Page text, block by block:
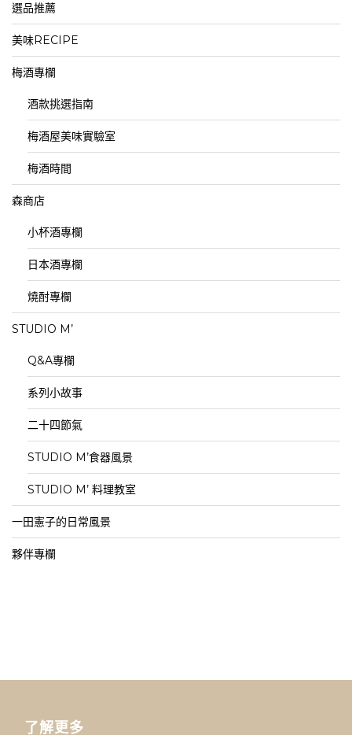
選品推薦
美味RECIPE
梅酒專欄
酒款挑選指南
梅酒屋美味實驗室
梅酒時間
森商店
小杯酒專欄
日本酒專欄
燒酎專欄
STUDIO M’
Q&A專欄
系列小故事
二十四節氣
STUDIO M’食器風景
STUDIO M’ 料理教室
一田憲子的日常風景
夥伴專欄
了解更多